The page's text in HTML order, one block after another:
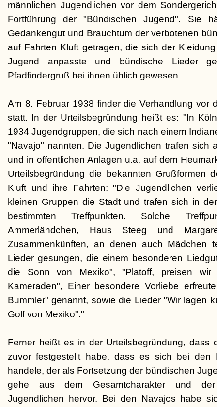
männlichen Jugendlichen vor dem
Fortführung der "Bündischen Jugend". Sie
Gedankengut und Brauchtum der verbotenen
auf Fahrten Kluft getragen, die sich der
Jugend anpasste und bündische Lieder
Pfadfindergruß bei ihnen üblich gewesen.
Am 8. Februar 1938 finder die Verhandlung vor
statt. In der Urteilsbegründung heißt es: "In
1934 Jugendgruppen, die sich nach einem
"Navajo" nannten. Die Jugendlichen trafen sich
und in öffentlichen Anlagen u.a. auf dem
Urteilsbegründung die bekannten Grußformen
Kluft und ihre Fahrten: "Die Jugendlichen
kleinen Gruppen die Stadt und trafen sich in
bestimmten Treffpunkten. Solche
Ammerländchen, Haus Steeg und
Zusammenkünften, an denen auch Mädchen
Lieder gesungen, die einem besonderen
die Sonn von Mexiko", "Platoff, preisen
Kameraden", Einer besondere Vorliebe
Bummler" genannt, sowie die Lieder "Wir lagen
Golf von Mexiko"."
Ferner heißt es in der Urteilsbegründung, dass
zuvor festgestellt habe, dass es sich bei den
handele, der als Fortsetzung der bündischen
gehe aus dem Gesamtcharakter und der
Jugendlichen hervor. Bei den Navajos habe